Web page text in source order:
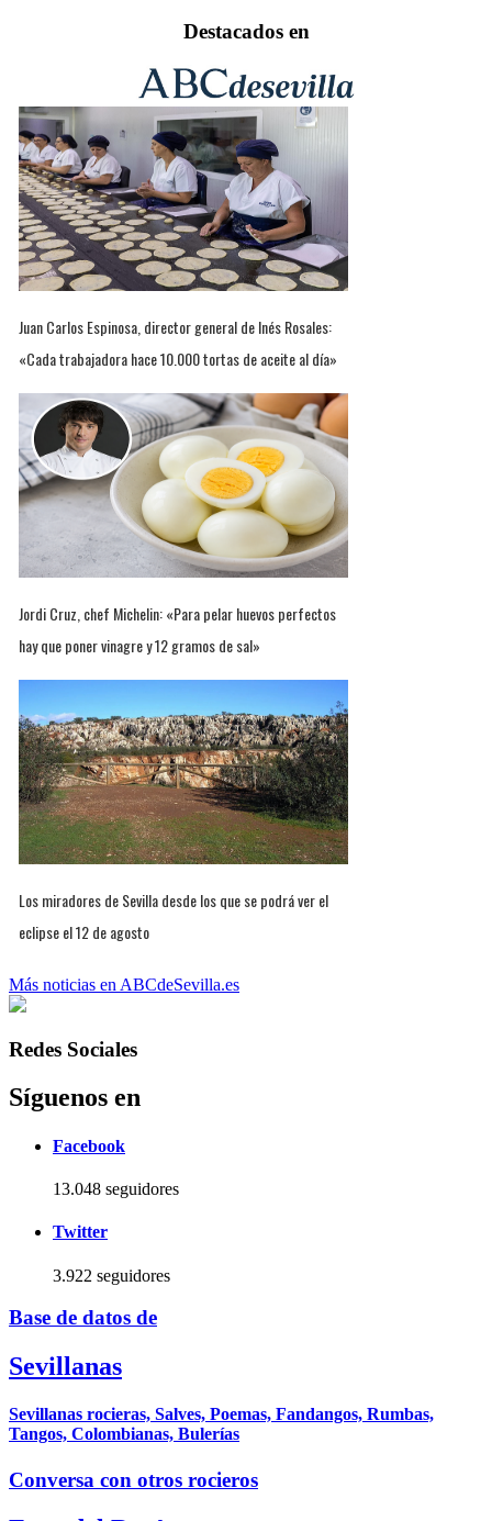
Destacados en
Juan Carlos Espinosa, director general de Inés Rosales:
«Cada trabajadora hace 10.000 tortas de aceite al día»
Jordi Cruz, chef Michelin: «Para pelar huevos perfectos
hay que poner vinagre y 12 gramos de sal»
Los miradores de Sevilla desde los que se podrá ver el
eclipse el 12 de agosto
Más noticias en ABCdeSevilla.es
Redes Sociales
Síguenos en
Facebook
13.048 seguidores
Twitter
3.922 seguidores
Base de datos de
Sevillanas
Sevillanas rocieras, Salves, Poemas, Fandangos, Rumbas,
Tangos, Colombianas, Bulerías
Conversa con otros rocieros